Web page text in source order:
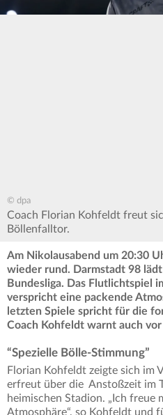
© dpa
Coach Florian Kohfeldt freut
Böllenfalltor.
Am Nikolausabend um 20:30
wieder rund. Darmstadt 98
Bundesliga. Das Flutlichtspiel
verspricht eine packende
letzten Spiele spricht für die
Coach Kohfeldt warnt auch
“Spezielle Bölle-Stimmung”
Florian Kohfeldt zeigte sich im
erfreut über die Anstoßzeit im
heimischen Stadion. „Ich freue
Atmosphäre“, so Kohfeldt und